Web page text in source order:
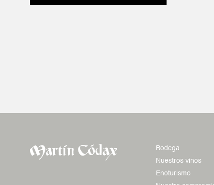
Bodega
Nuestros vinos
Enoturismo